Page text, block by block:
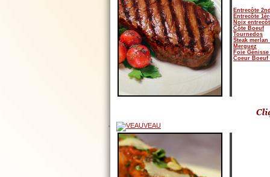
Entrecôte
Entrecôte
Noix
Côte Boeuf
Tournedos
Steak
Merguez
Foie
Coeur Boeuf
VEAU